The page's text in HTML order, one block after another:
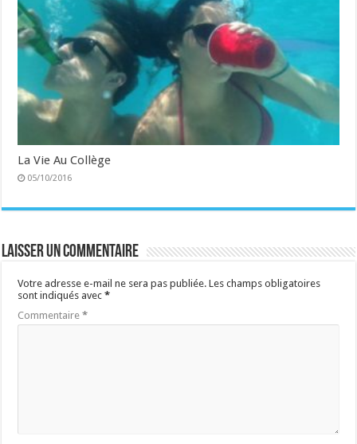
La Vie Au Collège
05/10/2016
Laisser un commentaire
Votre adresse e-mail ne sera pas publiée. Les champs obligatoires
sont indiqués avec*
Commentaire*